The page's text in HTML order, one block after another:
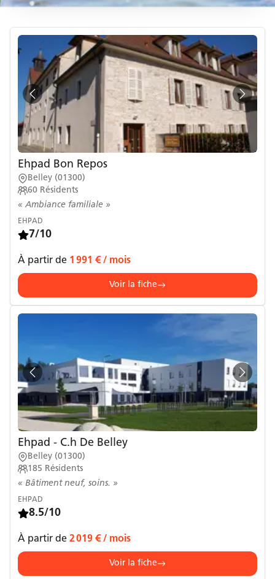
Ehpad Bon Repos
Belley (01300)
60 Résidents
« Ambiance familiale »
EHPAD
7/10
À partir de 1 991 €/ mois
Voir la fiche
Ehpad - C.h De Belley
Belley (01300)
185 Résidents
« Bâtiment neuf, soins. »
EHPAD
8.5/10
À partir de 2 019 €/ mois
Voir la fiche